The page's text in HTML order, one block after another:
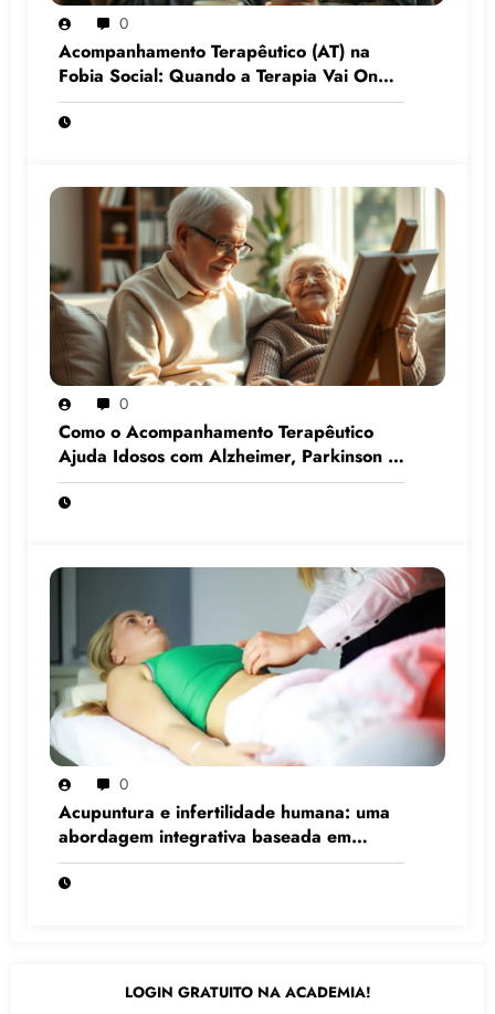
0
Acompanhamento Terapêutico (AT) na
Fobia Social: Quando a Terapia Vai Onde
o Medo Mora
0
Como o Acompanhamento Terapêutico
Ajuda Idosos com Alzheimer, Parkinson e
Demência
0
Acupuntura e infertilidade humana: uma
abordagem integrativa baseada em
evidências científicas
LOGIN GRATUITO NA ACADEMIA!